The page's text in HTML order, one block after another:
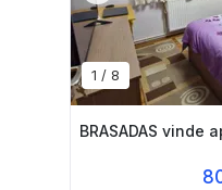
1 / 8
BRASADAS vinde